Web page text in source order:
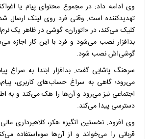
وی ادامه داد: در مجموع محتوای پیام یا
تهدیدکننده است. وقتی فرد روی لینک ارسال
کلیک می‌کند، در «اتوران» گوشی در ظاهر یک
بدافزار نصب می‌شود و فرد با این کار اجازه
گوشی‌اش نصب شود.
سرهنگ پاشایی گفت: بدافزار ابتدا به سراغ
می‌رود؛ گاهی به سراغ حساب‌های کاربری،
اجتماعی نیز می‌رود و آن‌ها را هک می‌کند و به
دسترسی پیدا می‌کند.
وی افزود: نخستین انگیزه هکر، کلاهبرداری
قربانی را می‌خواند و از آن‌ها سوءاستفاده